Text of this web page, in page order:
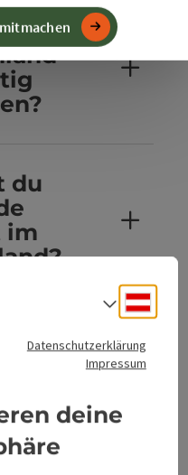
im
du
im
in
Datenschutzerklärung
Impressum
deine